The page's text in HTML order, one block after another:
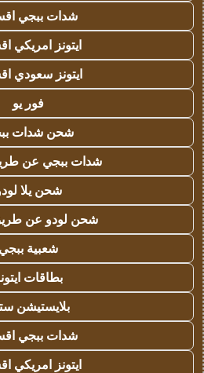
شدات ببجي
ايتونز امريكي
ايتونز سعودي
فور يو
شحن شدات
شدات ببجي عن
شحن يلا
شحن لودو عن
شعبية ببجي
بطاقات
بلايستيشن
شدات ببجي
ايتونز امريكي